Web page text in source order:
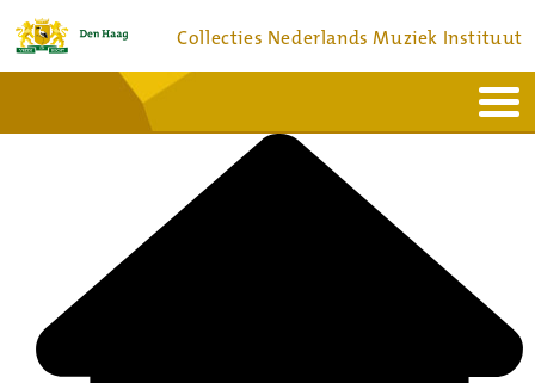
Collecties Nederlands Muziek Instituut
Bronnen en collecties